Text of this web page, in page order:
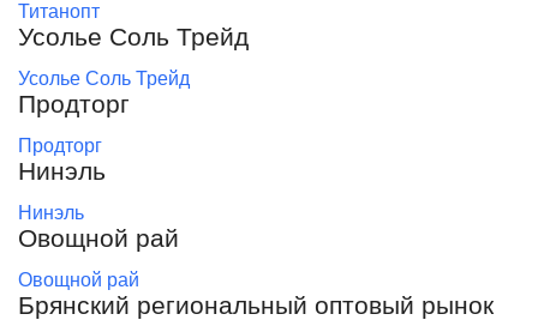
Титанопт
Усолье Соль Трейд
Усолье Соль Трейд
Продторг
Продторг
Нинэль
Нинэль
Овощной рай
Овощной рай
Брянский региональный оптовый рынок